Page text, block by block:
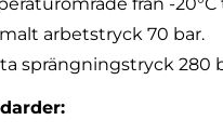
arbetstryck 70 bar.
sprängningstryck 280